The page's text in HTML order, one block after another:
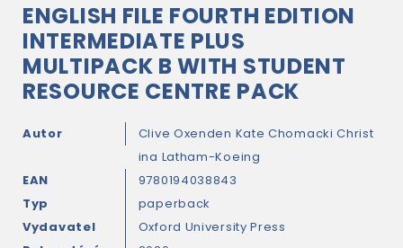
ENGLISH FILE FOURTH EDITION
INTERMEDIATE PLUS
MULTIPACK B WITH STUDENT
RESOURCE CENTRE PACK
Autor Clive Oxenden Kate ChomackiChrist
ina Latham-Koeing
EAN
9780194038843
Typ
paperback
Vydavatel
Oxford University Press